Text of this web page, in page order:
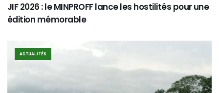
JIF 2026 : le MINPROFF lance les hostilités pour une
édition mémorable
ACTUALITÉS